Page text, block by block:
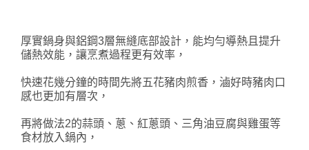
厚實鍋身與鋁鋼3層無縫底部設計，能均勻導熱且提升
儲熱效能，讓烹煮過程更有效率，
快速花幾分鐘的時間先將五花豬肉煎香，滷好時豬肉口
感也更加有層次，
再將做法2的蒜頭、蔥、紅蔥頭、三角油豆腐與雞蛋等
食材放入鍋內，